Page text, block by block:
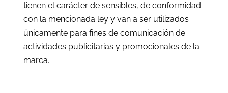
tienen el carácter de sensibles, de conformidad
con la mencionada ley y van a ser utilizados
únicamente para fines de comunicación de
actividades publicitarias y promocionales de la
marca.